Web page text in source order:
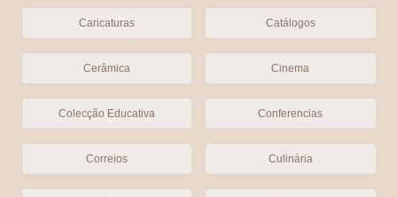
Caricaturas Catálogos
Cerâmica Cinema
Colecção Educativa Conferencias
Correios Culinária